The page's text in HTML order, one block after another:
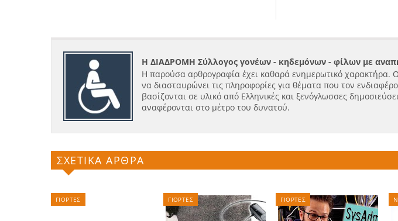
Η ΔΙΑΔΡΟΜΗ Σύλλογος γονέων - κηδεμόνων - φίλων με
Η παρούσα αρθρογραφία έχει καθαρά ενημερωτικό χαρακτήρα.
να διασταυρώνει τις πληροφορίες για θέματα που τον
βασίζονται σε υλικό από Ελληνικές και ξενόγλωσσες
αναφέρονται στο μέτρο του δυνατού.
ΣΧΕΤΙΚΑ ΑΡΘΡΑ
ΓΙΟΡΤΕΣ ΓΙΟΡΤΕΣ ΓΙΟΡΤΕΣ